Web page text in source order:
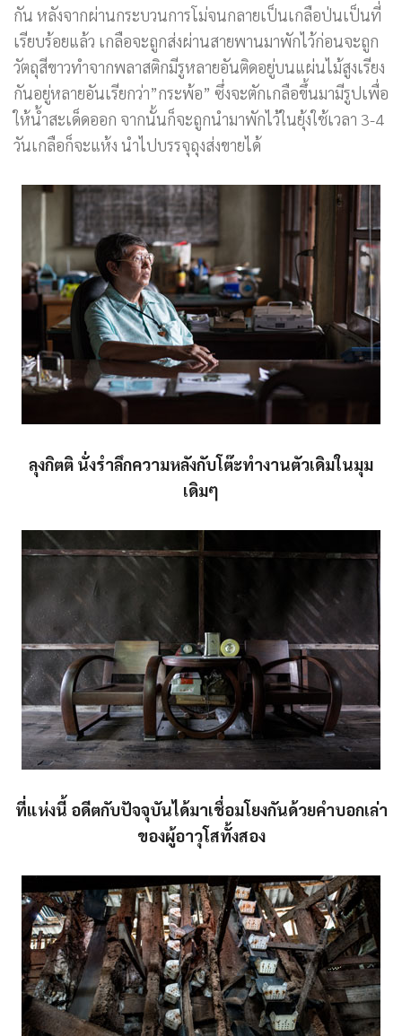
กัน หลังจากผ่านกระบวนการโม่จนกลายเป็นเกลือป่นเป็นที่
เรียบร้อยแล้ว เกลือจะถูกส่งผ่านสายพานมาพักไว้ก่อนจะถูก
วัตถุสีขาวทำจากพลาสติกมีรูหลายอันติดอยู่บนแผ่นไม้สูงเรียง
กันอยู่หลายอันเรียกว่า”กระพ้อ” ซึ่งจะตักเกลือขึ้นมามีรูปเพื่อ
ให้น้ำสะเด็ดออก จากนั้นก็จะถูกนำมาพักไว้ในยุ้งใช้เวลา 3-4
วันเกลือก็จะแห้ง นำไปบรรจุถุงส่งขายได้
ลุงกิตติ นั่งรำลึกความหลังกับโต๊ะทำงานตัวเดิมในมุม
เดิมๆ
ที่แห่งนี้ อดีตกับปัจจุบันได้มาเชื่อมโยงกันด้วยคำบอกเล่า
ของผู้อาวุโสทั้งสอง